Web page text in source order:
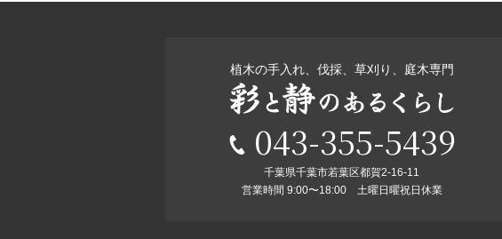
植木の手入れ、伐採、草刈り、庭木専門
043-355-5439
千葉県千葉市若葉区都賀2-16-11
営業時間 9:00〜18:00 土曜日曜祝日休業